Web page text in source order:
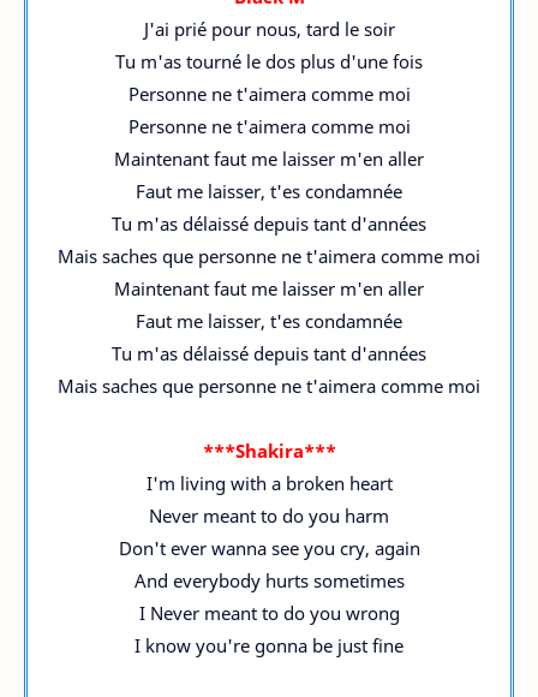
J'ai prié pour nous, tard le soir
Tu m'as tourné le dos plus d'une fois
Personne ne t'aimera comme moi
Personne ne t'aimera comme moi
Maintenant faut me laisser m'en aller
Faut me laisser, t'es condamnée
Tu m'as délaissé depuis tant d'années
Mais saches que personne ne t'aimera comme moi
Maintenant faut me laisser m'en aller
Faut me laisser, t'es condamnée
Tu m'as délaissé depuis tant d'années
Mais saches que personne ne t'aimera comme moi
***Shakira***
I'm living with a broken heart
Never meant to do you harm
Don't ever wanna see you cry, again
And everybody hurts sometimes
I Never meant to do you wrong
I know you're gonna be just fine